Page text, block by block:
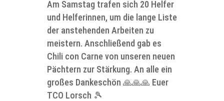
Am Samstag trafen sich 20 Helfer
und Helferinnen, um die lange Liste
der anstehenden Arbeiten zu
meistern. Anschließend gab es
Chili con Carne von unseren neuen
Pächtern zur Stärkung. An alle ein
großes Dankeschön 🙏🙏🙏 Euer
TCO Lorsch 🎾